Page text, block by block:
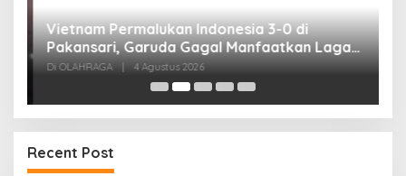
Vietnam Permalukan Indonesia 3-0 di
Pakansari, Garuda Gagal Manfaatkan Laga
Kandang
Di OLAHRAGA 4 Agustus 2026
Recent Post